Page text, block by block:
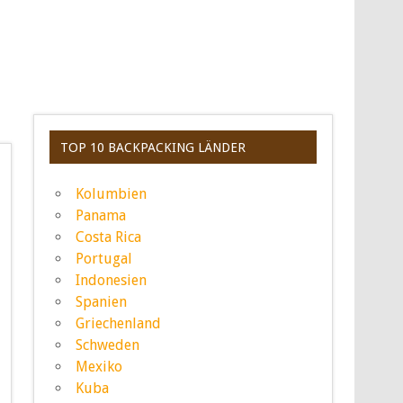
TOP 10 BACKPACKING LÄNDER
Kolumbien
Panama
Costa Rica
Portugal
Indonesien
Spanien
Griechenland
Schweden
Mexiko
Kuba